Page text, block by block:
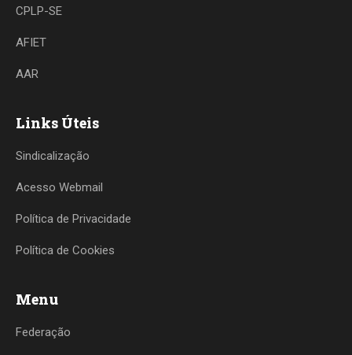
CPLP-SE
AFIET
AAR
Links Úteis
Sindicalização
Acesso Webmail
Política de Privacidade
Política de Cookies
Menu
Federação